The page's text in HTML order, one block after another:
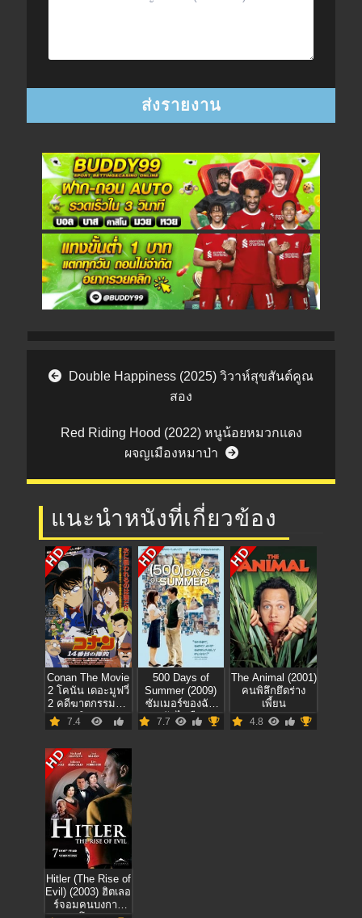
Post navigation
Double Happiness (2025) วิวาห์สุขสันต์คูณ
สอง
Red Riding Hood (2022) หนูน้อยหมวกแดง
ผจญเมืองหมาป่า
แนะนำหนังที่เกี่ยวข้อง
HD
Conan The Movie
2 โคนัน เดอะมูฟวี่
2 คดีฆาตกรรมไพ่
ปริศนา
7.4
HD
500 Days of
Summer (2009)
ซัมเมอร์ของฉัน
500 วันไม่ลืมเธอ
7.7
HD
The Animal (2001)
คนพิลึกยึดร่าง
เพี้ยน
4.8
HD
Hitler (The Rise of
Evil) (2003) ฮิตเลอ
ร์จอมคนบงการ